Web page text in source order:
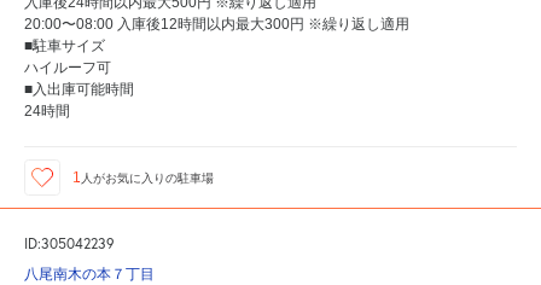
20:00〜08:00 入庫後12時間以内最大300円 ※繰り返し適用
■駐車サイズ
ハイルーフ可
■入出庫可能時間
24時間
1 人がお気に入りの駐車場
ID:305042239
八尾南木の本７丁目